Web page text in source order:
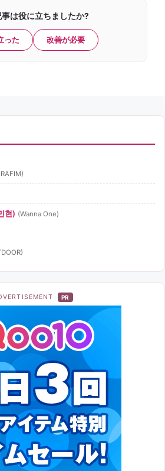
事は役に立ちましたか?
った 改善が必要
현) (Wanna One)
PR